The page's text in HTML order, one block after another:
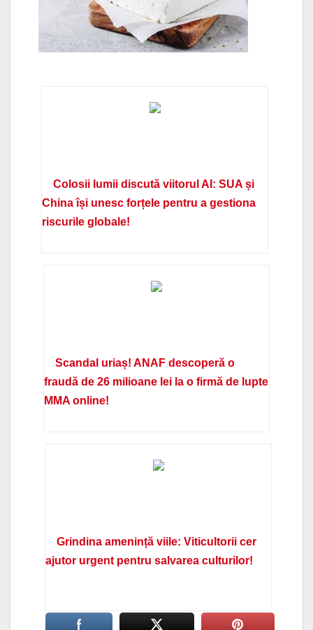
Colosii lumii discută viitorul AI: SUA și
China își unesc forțele pentru a gestiona
riscurile globale!
Scandal uriaș! ANAF descoperă o
fraudă de 26 milioane lei la o firmă de lupte
MMA online!
Grindina amenință viile: Viticultorii cer
ajutor urgent pentru salvarea culturilor!